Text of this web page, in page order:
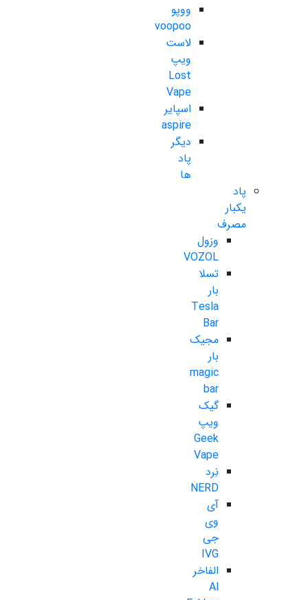
ووپو
voopoo
لاست
ویپ
Lost
Vape
اسپایر
aspire
دیگر
پاد
ها
پاد
یکبار
مصرف
وزول
VOZOL
تسلا
بار
Tesla
Bar
مجیک
بار
magic
bar
گیک
ویپ
Geek
Vape
نِرد
NERD
آی
وی
جی
IVG
الفاخر
Al